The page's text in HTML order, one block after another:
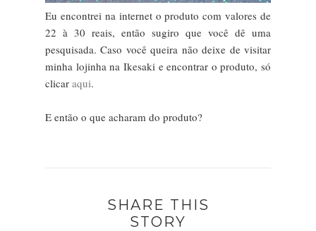
Eu encontrei na internet o produto com valores de
22 à 30 reais, então sugiro que você dê uma
pesquisada. Caso você queira não deixe de visitar
minha lojinha na Ikesaki e encontrar o produto, só
clicar aqui.
E então o que acharam do produto?
SHARE THIS
STORY